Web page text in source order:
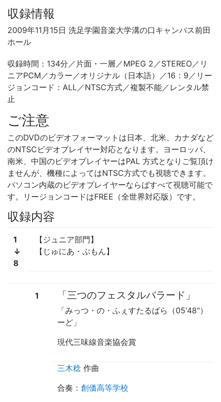
収録情報
2009年11月15日 洗足学園音楽大学溝の口キャンパス前田
ホール
収録時間：134分／片面・一層／MPEG 2／STEREO／リ
ニアPCM／カラー／オリジナル（日本語）／16：9／リー
ジョンコード：ALL／NTSC方式／複製不能／レンタル禁
止
ご注意
このDVDのビデオフォーマットは日本、北米、カナダなど
のNTSCビデオプレイヤー対応となります。ヨーロッパ、
南米、中国のビデオプレイヤーはPAL 方式となりご覧頂け
ませんが、機種によってはNTSC方式でも視聴できます。
パソコン内蔵のビデオプレイヤーならばすべて視聴可能で
す。リージョンコードはFREE（全世界対応版）です。
収録内容
1
↓
8
【ジュニア部門】
【じゅにあ・ぶもん】
1 「三つのフェスタルバラード」
（05'48"）
「みっつ・の・ふぇすたるばら
ーど」
現代三味線音楽協会賞
三木稔 作曲
合奏 ： 創価高等学校